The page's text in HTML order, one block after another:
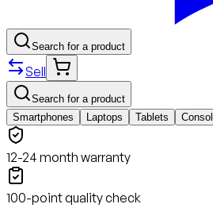
Search for a product
Sell
Search for a product
Smartphones
Laptops Tablets
12-24 month warranty
100-point quality check